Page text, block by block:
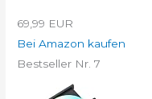
69,99 EUR
Bei Amazon kaufen
Bestseller Nr. 7